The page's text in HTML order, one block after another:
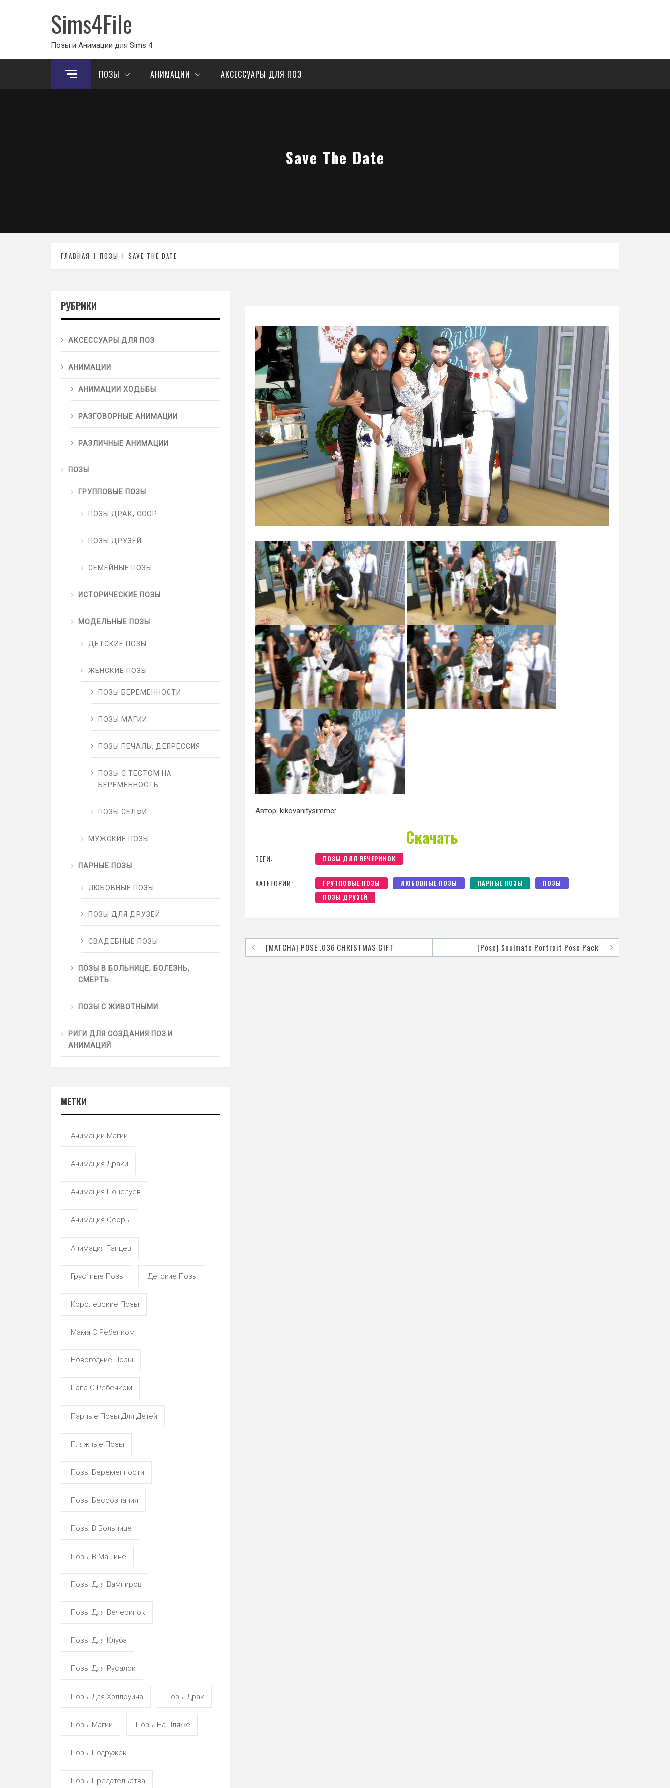
Sims4File
Позы и Анимации для Sims 4
ПОЗЫ АНИМАЦИИ АКСЕССУАРЫ ДЛЯ ПОЗ
Save The Date
ГЛАВНАЯ ПОЗЫ SAVE THE DATE
Автор: kikovanitysimmer
Скачать
ТЕГИ: ПОЗЫ ДЛЯ ВЕЧЕРИНОК
КАТЕГОРИИ: ГРУППОВЫЕ ПОЗЫ ЛЮБОВНЫЕ ПОЗЫ ПАРНЫЕ ПОЗЫ
ПОЗЫ
ПОЗЫ ДРУЗЕЙ
[MATCHA] POSE .036 CHRISTMAS GIFT [Pose] Soulmate Portrait Pose Pack
РУБРИКИ
АКСЕССУАРЫ ДЛЯ ПОЗ
АНИМАЦИИ
АНИМАЦИИ ХОДЬБЫ
РАЗГОВОРНЫЕ АНИМАЦИИ
РАЗЛИЧНЫЕ АНИМАЦИИ
ПОЗЫ
ГРУППОВЫЕ ПОЗЫ
ПОЗЫ ДРАК, ССОР
ПОЗЫ ДРУЗЕЙ
СЕМЕЙНЫЕ ПОЗЫ
ИСТОРИЧЕСКИЕ ПОЗЫ
МОДЕЛЬНЫЕ ПОЗЫ
ДЕТСКИЕ ПОЗЫ
ЖЕНСКИЕ ПОЗЫ
ПОЗЫ БЕРЕМЕННОСТИ
ПОЗЫ МАГИИ
ПОЗЫ ПЕЧАЛЬ, ДЕПРЕССИЯ
ПОЗЫ С ТЕСТОМ НА
БЕРЕМЕННОСТЬ
ПОЗЫ СЕЛФИ
МУЖСКИЕ ПОЗЫ
ПАРНЫЕ ПОЗЫ
ЛЮБОВНЫЕ ПОЗЫ
ПОЗЫ ДЛЯ ДРУЗЕЙ
СВАДЕБНЫЕ ПОЗЫ
ПОЗЫ В БОЛЬНИЦЕ, БОЛЕЗНЬ,
СМЕРТЬ
ПОЗЫ С ЖИВОТНЫМИ
РИГИ ДЛЯ СОЗДАНИЯ ПОЗ И
АНИМАЦИЙ
МЕТКИ
Анимации Магии
Анимация Драки
Анимация Поцелуев
Анимация Ссоры
Анимация Танцев
Грустные Позы Детские Позы
Королевские Позы
Мама С Ребенком
Новогодние Позы
Папа С Ребенком
Парные Позы Для Детей
Пляжные Позы
Позы Беременности
Позы Бессознания
Позы В Больнице
Позы В Машине
Позы Для Вампиров
Позы Для Вечеринок
Позы Для Клуба
Позы Для Русалок
Позы Для Хэллоуина Позы Драк
Позы Магии Позы На Пляже
Позы Подружек
Позы Предательства